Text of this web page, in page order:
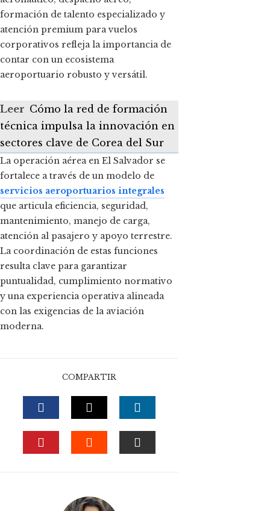
formación de talento especializado y
atención premium para vuelos
corporativos refleja la importancia de
contar con un ecosistema
aeroportuario robusto y versátil.
Leer Cómo la red de formación
técnica impulsa la innovación en
sectores clave de Corea del Sur
La operación aérea en El Salvador se
fortalece a través de un modelo de
servicios aeroportuarios integrales
que articula eficiencia, seguridad,
mantenimiento, manejo de carga,
atención al pasajero y apoyo terrestre.
La coordinación de estas funciones
resulta clave para garantizar
puntualidad, cumplimiento normativo
y una experiencia operativa alineada
con las exigencias de la aviación
moderna.
COMPARTIR
FACEBOOKTWITTERLINKEDIN